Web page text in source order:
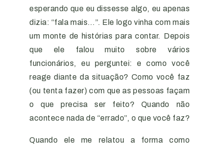
esperando que eu dissesse algo, eu apenas
dizia: “fala mais…”. Ele logo vinha com mais
um monte de histórias para contar. Depois
que ele falou muito sobre vários
funcionários, eu perguntei: e como você
reage diante da situação? Como você faz
(ou tenta fazer) com que as pessoas façam
o que precisa ser feito? Quando não
acontece nada de “errado”, o que você faz?
Quando ele me relatou a forma como